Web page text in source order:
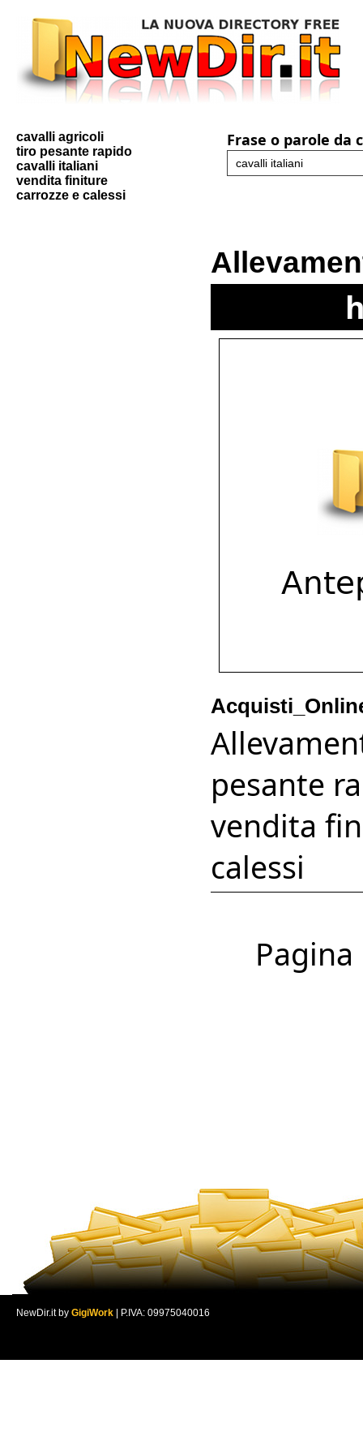
cavalli agricoli
tiro pesante rapido
cavalli italiani
vendita finiture
carrozze e calessi
Frase o parole da
pesante
vendita
calessi
NewDir.it by GigiWork | P.IVA: 09975040016